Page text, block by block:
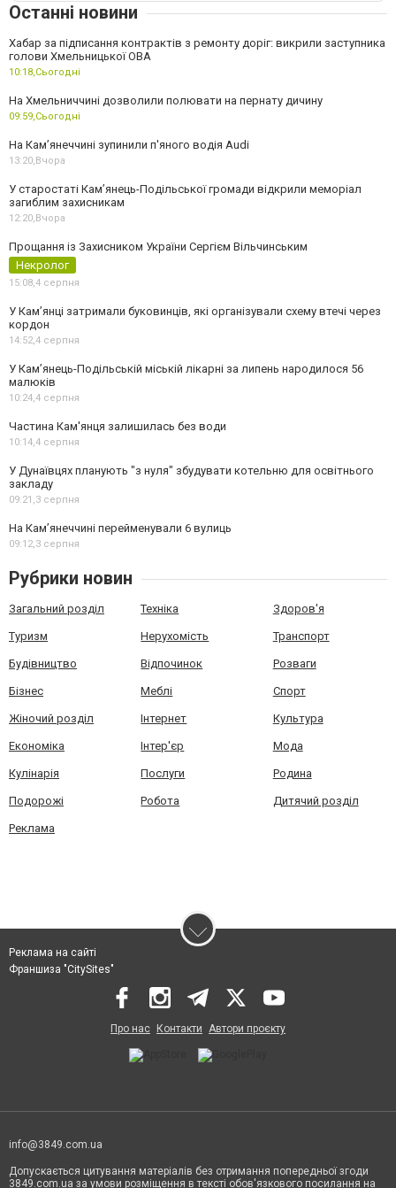
Останні новини
Хабар за підписання контрактів з ремонту доріг: викрили заступника
голови Хмельницької ОВА
10:18,Сьогодні
На Хмельниччині дозволили полювати на пернату дичину
09:59,Сьогодні
На Камʼянеччині зупинили п'яного водія Audi
13:20,Вчора
У старостаті Кам’янець-Подільської громади відкрили меморіал
загиблим захисникам
12:20,Вчора
Прощання із Захисником України Сергієм Вільчинським
Некролог
15:08,4 серпня
У Кам’янці затримали буковинців, які організували схему втечі через
кордон
14:52,4 серпня
У Кам’янець-Подільській міській лікарні за липень народилося 56
малюків
10:24,4 серпня
Частина Кам'янця залишилась без води
10:14,4 серпня
У Дунаївцях планують "з нуля" збудувати котельню для освітнього
закладу
09:21,3 серпня
На Камʼянеччині перейменували 6 вулиць
09:12,3 серпня
Рубрики новин
Загальний розділ Техніка Здоров'я
Туризм Нерухомість Транспорт
Будівництво Відпочинок Розваги
Бізнес Меблі Спорт
Жіночий розділ Інтернет Культура
Економіка Інтер'єр Мода
Кулінарія Послуги Родина
Подорожі Робота Дитячий розділ
Реклама
Реклама на сайті
Франшиза "CitySites"
Про нас Контакти Автори проєкту
info@3849.com.ua
Допускається цитування матеріалів без отримання попередньої згоди
3849.com.ua за умови розміщення в тексті обов'язкового посилання на